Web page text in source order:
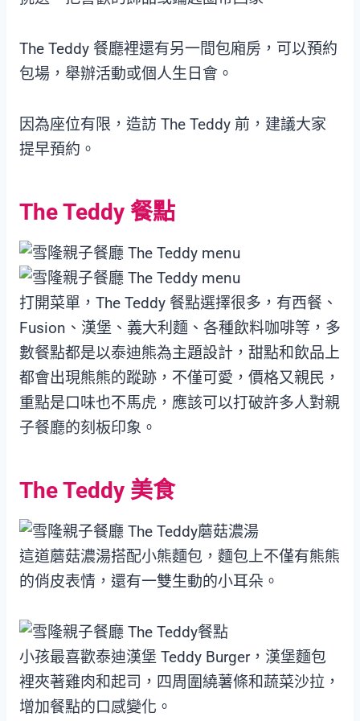
The Teddy 餐廳裡還有另一間包廂房，可以預約
包場，舉辦活動或個人生日會。
因為座位有限，造訪 The Teddy 前，建議大家
提早預約。
The Teddy 餐點
打開菜單，The Teddy 餐點選擇很多，有西餐、
Fusion、漢堡、義大利麵、各種飲料咖啡等，多
數餐點都是以泰迪熊為主題設計，甜點和飲品上
都會出現熊熊的蹤跡，不僅可愛，價格又親民，
重點是口味也不馬虎，應該可以打破許多人對親
子餐廳的刻板印象。
The Teddy 美食
這道蘑菇濃湯搭配小熊麵包，麵包上不僅有熊熊
的俏皮表情，還有一雙生動的小耳朵。
小孩最喜歡泰迪漢堡 Teddy Burger，漢堡麵包
裡夾著雞肉和起司，四周圍繞薯條和蔬菜沙拉，
增加餐點的口感變化。